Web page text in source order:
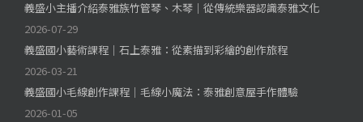
義盛小主播介紹泰雅族竹管琴、木琴｜從傳統樂器認識泰雅文化
2026-07-29
義盛國小藝術課程｜石上泰雅：從素描到彩繪的創作旅程
2026-03-21
義盛國小毛線創作課程｜毛線小魔法：泰雅創意屋手作體驗
2026-01-05